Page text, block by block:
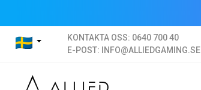
KONTAKTA OSS: 0640 700 40
E-POST:
INFO@ALLIEDGAMING.SE